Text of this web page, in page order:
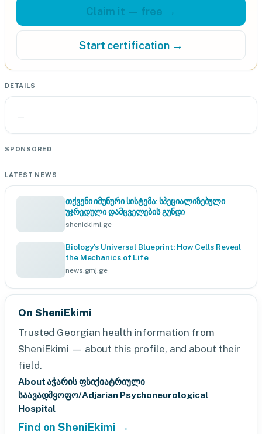
Claim it — free →
Start certification →
DETAILS
—
SPONSORED
LATEST NEWS
თქვენი იმუნური სისტემა: სპეციალიზებული
უჯრედული დამცველების გუნდი
sheniekimi.ge
Biology’s Universal Blueprint: How Cells Reveal
the Mechanics of Life
news.gmj.ge
On SheniEkimi
Trusted Georgian health information from
SheniEkimi — about this profile, and about their
field.
About აჭარის ფსიქიატრიული
საავადმყოფო/Adjarian Psychoneurological
Hospital
Find on SheniEkimi →